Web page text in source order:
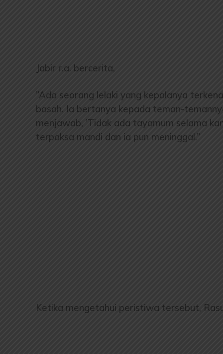
Jabir r.a. bercerita,
”Ada seorang lelaki yang kepalanya
basah. Ia bertanya kepada teman-
menjawab, ’Tidak ada tayamum selama
terpaksa mandi dan ia pun meninggal.”
Ketika mengetahui peristiwa tersebut,